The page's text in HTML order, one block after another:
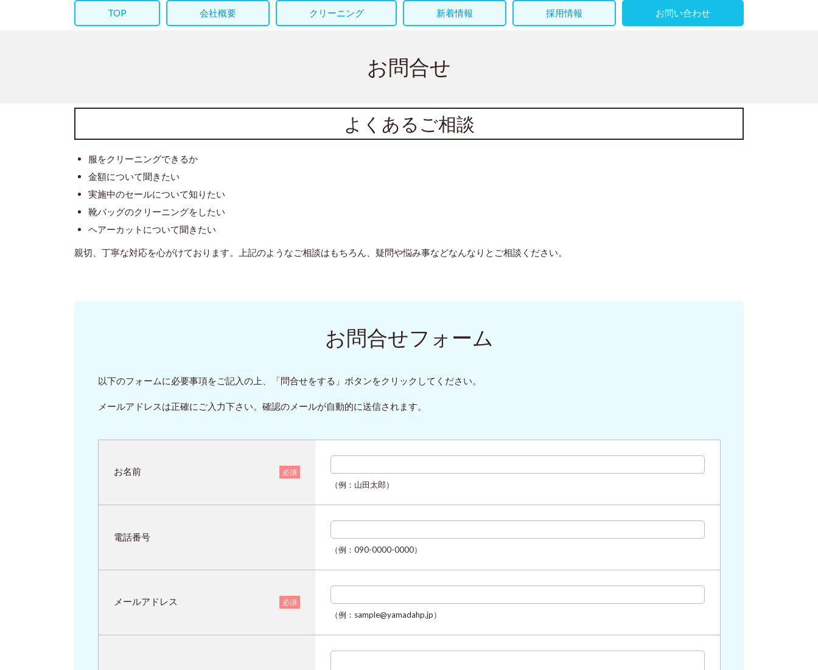
TOP 会社概要 クリーニング 新着情報 採用情報 お問い合わせ
お問合せ
よくあるご相談
服をクリーニングできるか
金額について聞きたい
実施中のセールについて知りたい
靴バッグのクリーニングをしたい
ヘアーカットについて聞きたい
親切、丁寧な対応を心がけております。上記のようなご相談はもちろん、疑問や悩み事などなんなりとご相談ください。
お問合せフォーム
以下のフォームに必要事項をご記入の上、「問合せをする」ボタンをクリックしてください。
メールアドレスは正確にご入力下さい。確認のメールが自動的に送信されます。
お名前 必須
（例：山田太郎）
電話番号
（例：090-0000-0000）
メールアドレス 必須
（例：sample@yamadahp.jp）